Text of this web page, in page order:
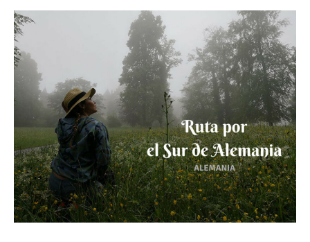
para
Alemania
en
coche